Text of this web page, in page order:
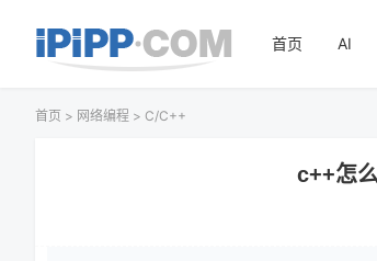
首页 AI
首页 > 网络编程 > C/C++
c++怎